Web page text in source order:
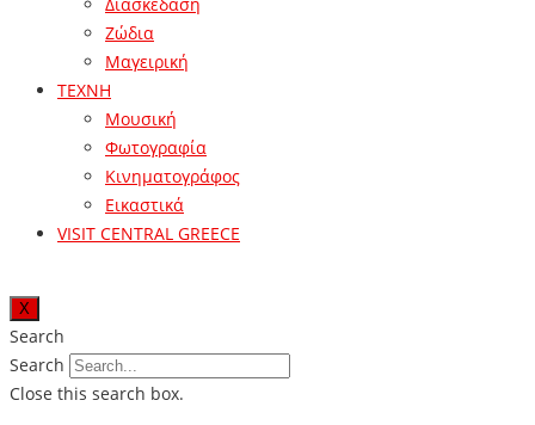
Ζώδια
Μαγειρική
ΤΕΧΝΗ
Μουσική
Φωτογραφία
Κινηματογράφος
Εικαστικά
VISIT CENTRAL GREECE
X
Search
Search
Close this search box.